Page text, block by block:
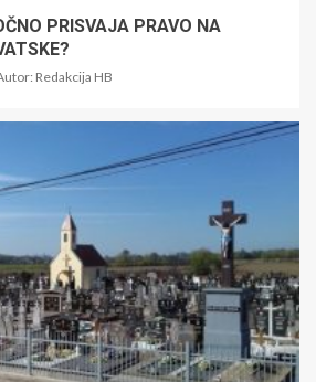
PRISVAJA PRAVO NA
Redakcija HB